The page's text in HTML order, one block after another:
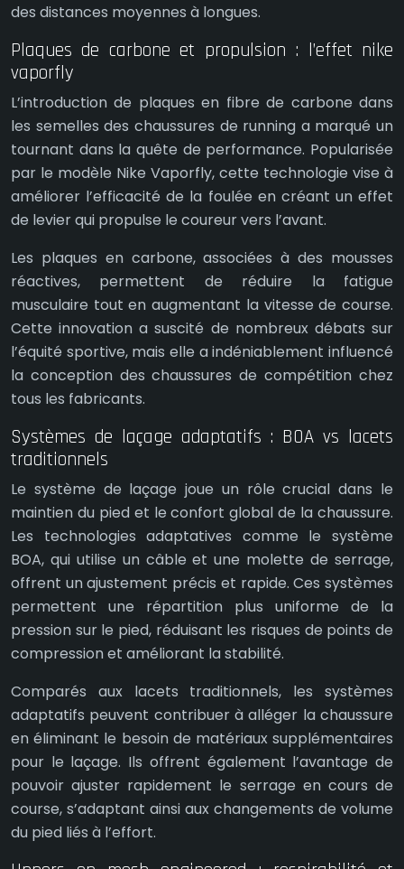
des distances moyennes à longues.
Plaques de carbone et propulsion : l’effet nike
vaporfly
L’introduction de plaques en fibre de carbone dans
les semelles des chaussures de running a marqué un
tournant dans la quête de performance. Popularisée
par le modèle Nike Vaporfly, cette technologie vise à
améliorer l’efficacité de la foulée en créant un effet
de levier qui propulse le coureur vers l’avant.
Les plaques en carbone, associées à des mousses
réactives, permettent de réduire la fatigue
musculaire tout en augmentant la vitesse de course.
Cette innovation a suscité de nombreux débats sur
l’équité sportive, mais elle a indéniablement influencé
la conception des chaussures de compétition chez
tous les fabricants.
Systèmes de laçage adaptatifs : BOA vs lacets
traditionnels
Le système de laçage joue un rôle crucial dans le
maintien du pied et le confort global de la chaussure.
Les technologies adaptatives comme le système
BOA, qui utilise un câble et une molette de serrage,
offrent un ajustement précis et rapide. Ces systèmes
permettent une répartition plus uniforme de la
pression sur le pied, réduisant les risques de points de
compression et améliorant la stabilité.
Comparés aux lacets traditionnels, les systèmes
adaptatifs peuvent contribuer à alléger la chaussure
en éliminant le besoin de matériaux supplémentaires
pour le laçage. Ils offrent également l’avantage de
pouvoir ajuster rapidement le serrage en cours de
course, s’adaptant ainsi aux changements de volume
du pied liés à l’effort.